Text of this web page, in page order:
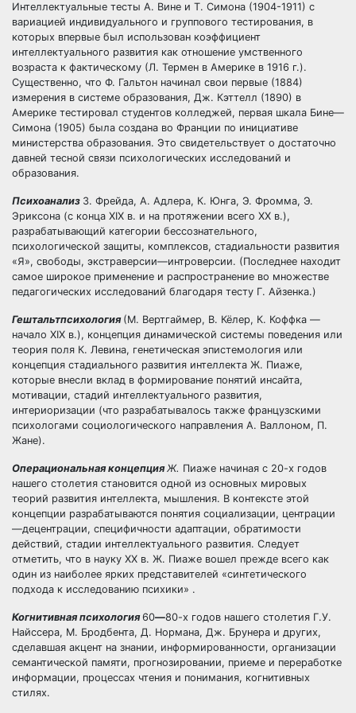
Интеллектуальные тесты А. Вине и Т. Симона (1904-1911) с
вариацией индивидуального и группового тестирования, в
которых впервые был использован коэффициент
интеллектуального развития как отношение умственного
возраста к фактическому (Л. Термен в Америке в 1916 г.).
Существенно, что Ф. Гальтон начинал свои первые (1884)
измерения в системе образования, Дж. Кэттелл (1890) в
Америке тестировал студентов колледжей, первая шкала Бине—
Симона (1905) была создана во Франции по инициативе
министерства образования. Это свидетельствует о достаточно
давней тесной связи психологических исследований и
образования.
Психоанализ 3. Фрейда, А. Адлера, К. Юнга, Э. Фромма, Э.
Эриксона (с конца XIX в. и на протяжении всего XX в.),
разрабатывающий категории бессознательного,
психологической защиты, комплексов, стадиальности развития
«Я», свободы, экстраверсии—интроверсии. (Последнее находит
самое широкое применение и распространение во множестве
педагогических исследований благодаря тесту Г. Айзенка.)
Гештальтпсихология (М. Вертгаймер, В. Кёлер, К. Коффка —
начало XIX в.), концепция динамической системы поведения или
теория поля К. Левина, генетическая эпистемология или
концепция стадиального развития интеллекта Ж. Пиаже,
которые внесли вклад в формирование понятий инсайта,
мотивации, стадий интеллектуального развития,
интериоризации (что разрабатывалось также французскими
психологами социологического направления А. Валлоном, П.
Жане).
Операциональная концепцияЖ. Пиаже начиная с 20-х годов
нашего столетия становится одной из основных мировых
теорий развития интеллекта, мышления. В контексте этой
концепции разрабатываются понятия социализации, центрации
—децентрации, специфичности адаптации, обратимости
действий, стадии интеллектуального развития. Следует
отметить, что в науку XX в. Ж. Пиаже вошел прежде всего как
один из наиболее ярких представителей «синтетического
подхода к исследованию психики» .
Когнитивная психология60—80-х годов нашего столетия Г.У.
Найссера, М. Бродбента, Д. Нормана, Дж. Брунера и других,
сделавшая акцент на знании, информированности, организации
семантической памяти, прогнозировании, приеме и переработке
информации, процессах чтения и понимания, когнитивных
стилях.